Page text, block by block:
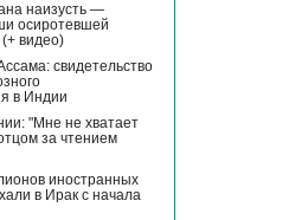
наизусть —
осиротевшей
видео)
свидетельство
в Индии
"Мне не хватает
за чтением
иностранных
в Ирак с начала